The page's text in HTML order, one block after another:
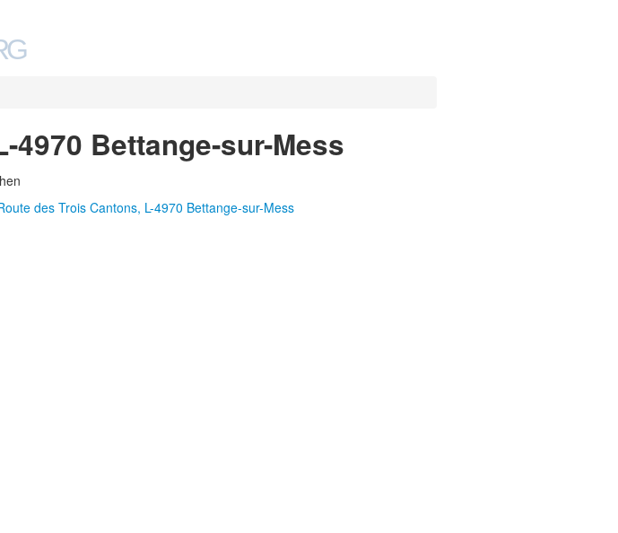
4970 Bettange-sur-Mess
des Trois Cantons, L-4970 Bettange-sur-Mess